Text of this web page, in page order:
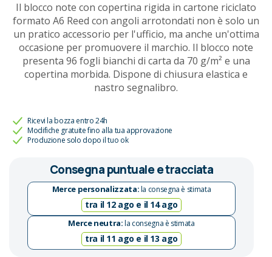
Il blocco note con copertina rigida in cartone riciclato
formato A6 Reed con angoli arrotondati non è solo un
un pratico accessorio per l'ufficio, ma anche un'ottima
occasione per promuovere il marchio. Il blocco note
presenta 96 fogli bianchi di carta da 70 g/m² e una
copertina morbida. Dispone di chiusura elastica e
nastro segnalibro.
Ricevi la bozza entro 24h
Modifiche gratuite fino alla tua approvazione
Produzione solo dopo il tuo ok
Consegna puntuale e tracciata
Merce personalizzata:la consegna è stimata
tra il 12 ago e il 14 ago
Merce neutra:la consegna è stimata
tra il 11 ago e il 13 ago